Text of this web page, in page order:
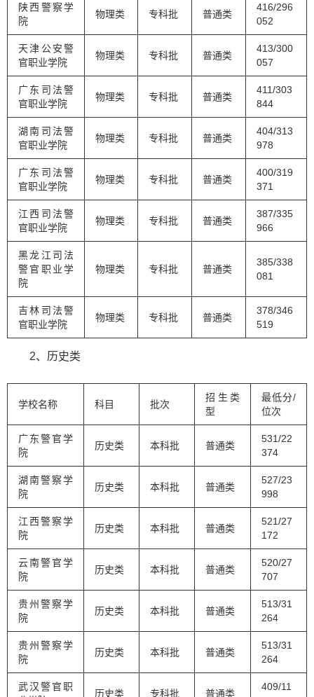
陕西警察学
院
物理类 专科批 普通类
416/296
052
天津公安警
官职业学院
物理类 专科批 普通类
413/300
057
广东司法警
官职业学院
物理类 专科批 普通类
411/303
844
湖南司法警
官职业学院
物理类 专科批 普通类
404/313
978
广东司法警
官职业学院
物理类 专科批 普通类
400/319
371
江西司法警
官职业学院
物理类 专科批 普通类
387/335
966
黑龙江司法
警官职业学
院
物理类 专科批 普通类
385/338
081
吉林司法警
官职业学院
物理类 专科批 普通类
378/346
519
2、历史类
学校名称 科目 批次
招生类
型
最低分/
位次
广东警官学
院
历史类 本科批 普通类
531/22
374
湖南警察学
院
历史类 本科批 普通类
527/23
998
江西警察学
院
历史类 本科批 普通类
521/27
172
云南警官学
院
历史类 本科批 普通类
520/27
707
贵州警察学
院
历史类 本科批 普通类
513/31
264
贵州警察学
院
历史类 本科批 普通类
513/31
264
武汉警官职
历史类 专科批 普通类
409/11